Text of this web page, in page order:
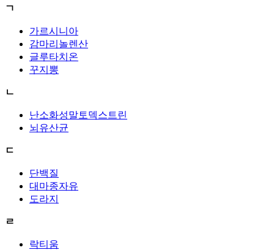
ㄱ
가르시니아
감마리놀렌산
글루타치온
꾸지뽕
ㄴ
난소화성말토덱스트린
뇌유산균
ㄷ
단백질
대마종자유
도라지
ㄹ
락티움